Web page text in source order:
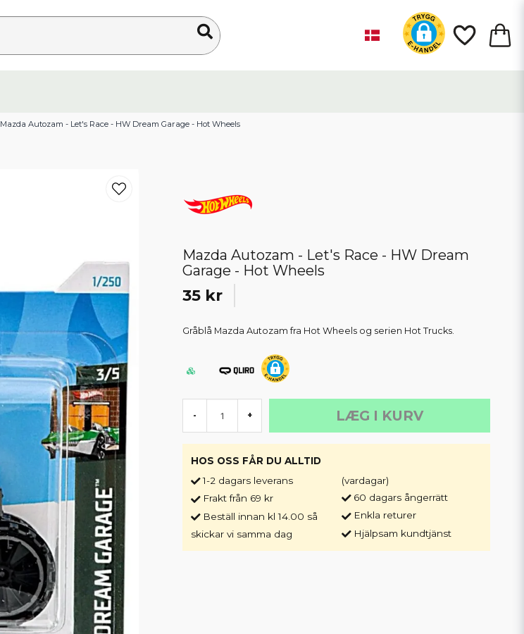
Mazda Autozam - Let's Race - HW Dream Garage - Hot Wheels
Mazda Autozam - Let's Race - HW Dream
Garage - Hot Wheels
35 kr
Gråblå Mazda Autozam fra Hot Wheels og serien Hot Trucks.
- + LÆG I KURV
HOS OSS FÅR DU ALLTID
1-2 dagars leverans
Frakt från 69 kr
Beställ innan kl 14.00 så
skickar vi samma dag
(vardagar)
60 dagars ångerrätt
Enkla returer
Hjälpsam kundtjänst